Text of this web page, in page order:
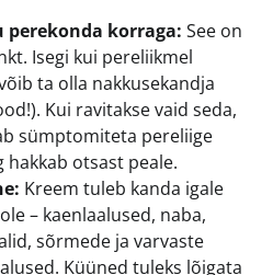
perekonda korraga: See on
Isegi kui pereliikmel
ta olla nakkusekandja
Kui ravitakse vaid seda,
sümptomiteta pereliige
otsast peale.
Kreem tuleb kanda igale
– kaenlaalused, naba,
sõrmede ja varvaste
Küüned tuleks lõigata